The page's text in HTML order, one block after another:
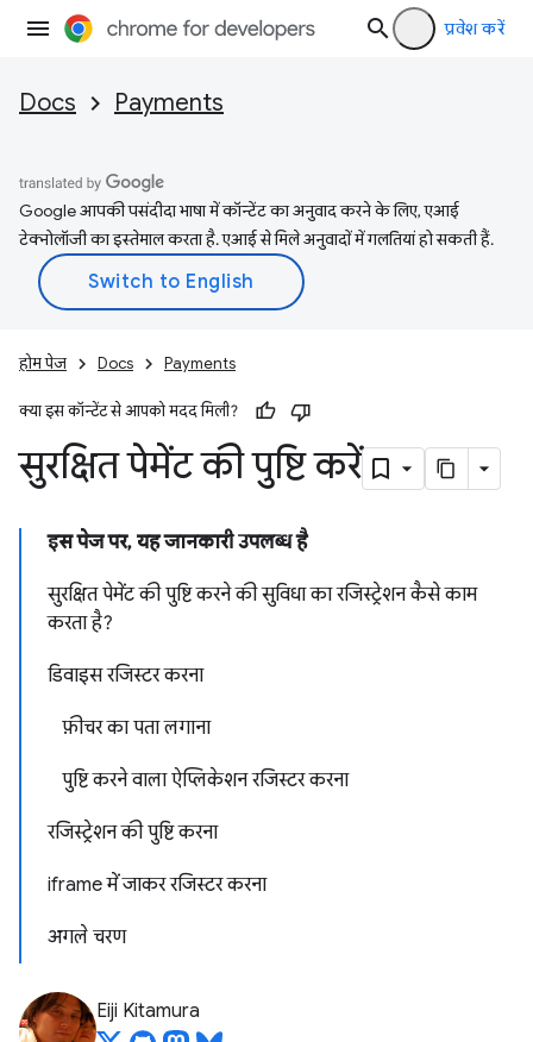
प्रवेश करें
Docs Payments
Google आपकी पसंदीदा भाषा में कॉन्टेंट का अनुवाद करने के लिए, एआई
टेक्नोलॉजी का इस्तेमाल करता है. एआई से मिले अनुवादों में गलतियां हो सकती हैं.
होम पेज Docs Payments
क्या इस कॉन्टेंट से आपको मदद मिली?
सुरक्षित पेमेंट की पुष्टि करें
इस पेज पर, यह जानकारी उपलब्ध है
सुरक्षित पेमेंट की पुष्टि करने की सुविधा का रजिस्ट्रेशन कैसे काम
करता है?
डिवाइस रजिस्टर करना
फ़ीचर का पता लगाना
पुष्टि करने वाला ऐप्लिकेशन रजिस्टर करना
रजिस्ट्रेशन की पुष्टि करना
iframe में जाकर रजिस्टर करना
अगले चरण
Eiji Kitamura